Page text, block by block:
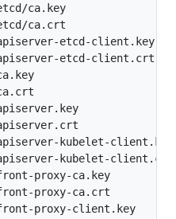
ca.key
ca.crt
etcd-client.key
etcd-client.crt
kubelet-client.key
kubelet-client.crt
proxy-ca.key
proxy-ca.crt
proxy-client.key